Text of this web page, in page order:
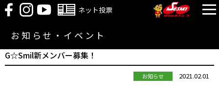
ネット投票
お知らせ・イベント
G☆Smil新メンバー募集！
お知らせ 2021.02.01